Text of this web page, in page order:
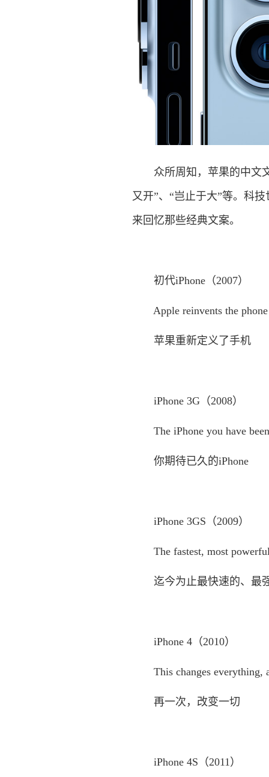
众所周知，苹果的中文文
又开”、“岂止于大”等。科
来回忆那些经典文案。
初代iPhone（2007）
Apple reinvents the phone
苹果重新定义了手机
iPhone 3G（2008）
The iPhone you have
你期待已久的iPhone
iPhone 3GS（2009）
The fastest, most powerful
迄今为止最快速的、最强
iPhone 4（2010）
This changes everything,
再一次，改变一切
iPhone 4S（2011）